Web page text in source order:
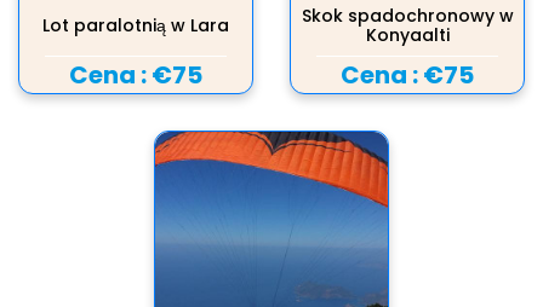
Lot paralotnią w Lara
Cena :€75
Skok spadochronowy w
Konyaalti
Cena :€75